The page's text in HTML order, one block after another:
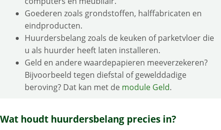
Goederen zoals grondstoffen, halffabricaten en
eindproducten.
Huurdersbelang zoals de keuken of parketvloer die
u als huurder heeft laten installeren.
Geld en andere waardepapieren meeverzekeren?
Bijvoorbeeld tegen diefstal of gewelddadige
beroving? Dat kan met de module Geld.
Wat houdt huurdersbelang precies in?